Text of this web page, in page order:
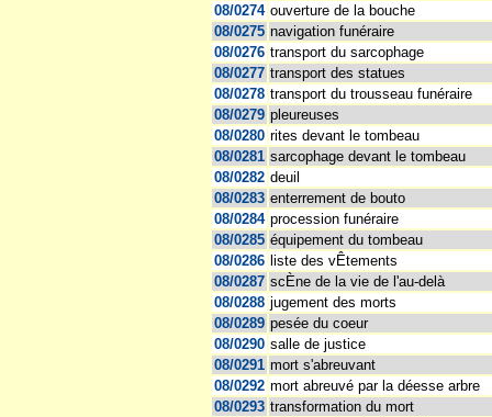
08/0274 ouverture de la bouche
08/0275 navigation funéraire
08/0276 transport du sarcophage
08/0277 transport des statues
08/0278 transport du trousseau funéraire
08/0279 pleureuses
08/0280 rites devant le tombeau
08/0281 sarcophage devant le tombeau
08/0282 deuil
08/0283 enterrement de bouto
08/0284 procession funéraire
08/0285 équipement du tombeau
08/0286 liste des vÊtements
08/0287 scÈne de la vie de l'au-delà
08/0288 jugement des morts
08/0289 pesée du coeur
08/0290 salle de justice
08/0291 mort s'abreuvant
08/0292 mort abreuvé par la déesse arbre
08/0293 transformation du mort